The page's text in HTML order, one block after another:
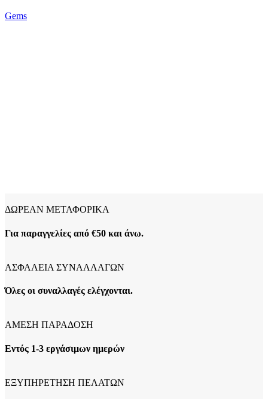
Gems
ΔΩΡΕΑΝ ΜΕΤΑΦΟΡΙΚΑ
Για παραγγελίες από €50 και άνω.
ΑΣΦΑΛΕΙΑ ΣΥΝΑΛΛΑΓΩΝ
Όλες οι συναλλαγές ελέγχονται.
ΑΜΕΣΗ ΠΑΡΑΔΟΣΗ
Εντός 1-3 εργάσιμων ημερών
ΕΞΥΠΗΡΕΤΗΣΗ ΠΕΛΑΤΩΝ